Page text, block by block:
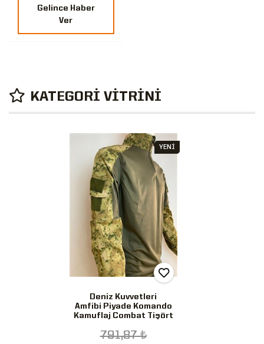
Gelince Haber
Ver
KATEGORİ VİTRİNİ
Deniz Kuvvetleri
Amfibi Piyade Komando
Kamuflaj Combat Tişört
791,87 ₺
YENİ